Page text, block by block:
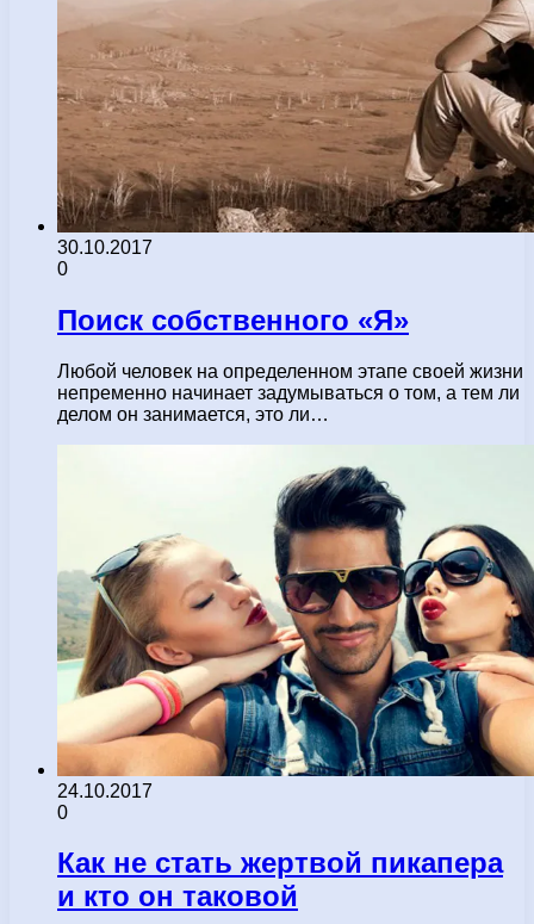
30.10.2017
0
Поиск собственного «Я»
Любой человек на определенном этапе своей жизни
непременно начинает задумываться о том, а тем ли
делом он занимается, это ли…
24.10.2017
0
Как не стать жертвой пикапера
и кто он таковой